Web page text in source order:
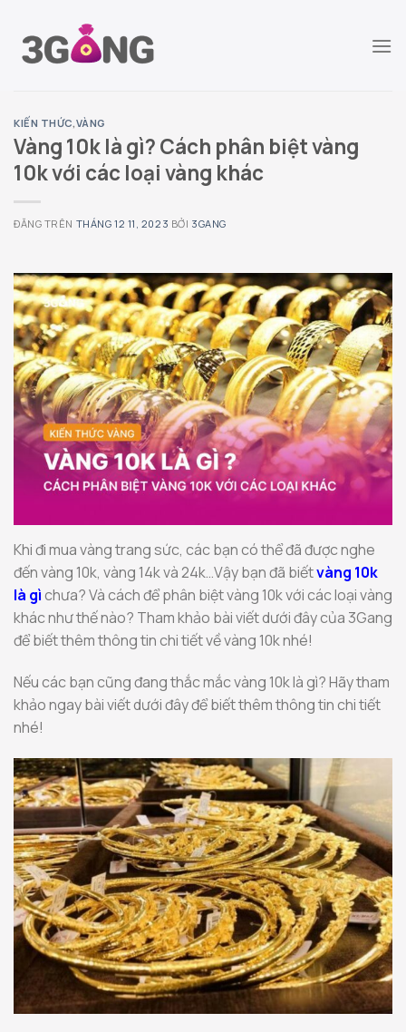
đến
KIẾN THỨC,VÀNG
Vàng 10k là gì? Cách phân biệt vàng
10k với các loại vàng khác
ĐĂNG TRÊN THÁNG 12 11, 2023 BỞI 3GANG
Khi đi mua vàng trang sức, các bạn có thể đã được nghe
đến vàng 10k, vàng 14k và 24k…Vậy bạn đã biếtvàng 10k
là gìchưa? Và cách để phân biệt vàng 10k với các loại vàng
khác như thế nào? Tham khảo bài viết dưới đây của 3Gang
để biết thêm thông tin chi tiết về vàng 10k nhé!
Nếu các bạn cũng đang thắc mắc vàng 10k là gì? Hãy tham
khảo ngay bài viết dưới đây để biết thêm thông tin chi tiết
nhé!